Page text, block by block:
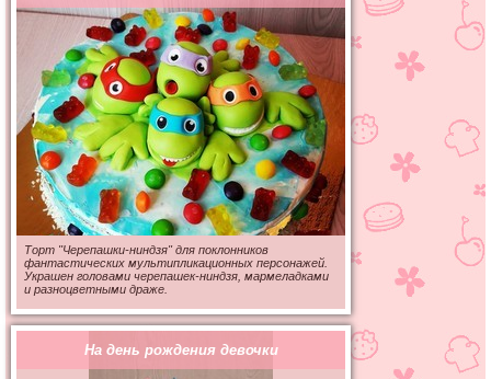
Торт "Черепашки-ниндзя" для поклонников
фантастических мультипликационных персонажей.
Украшен головами черепашек-ниндзя, мармеладками
и разноцветными драже.
На день рождения девочки